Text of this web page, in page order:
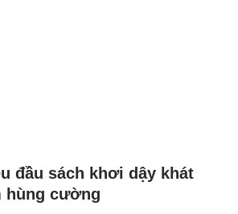
đầu sách khơi dậy khát
hùng cường